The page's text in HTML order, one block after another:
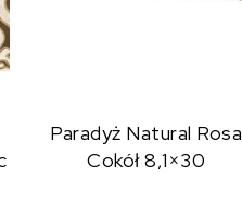
Paradyż Natural Rosa
Cokół 8,1×30